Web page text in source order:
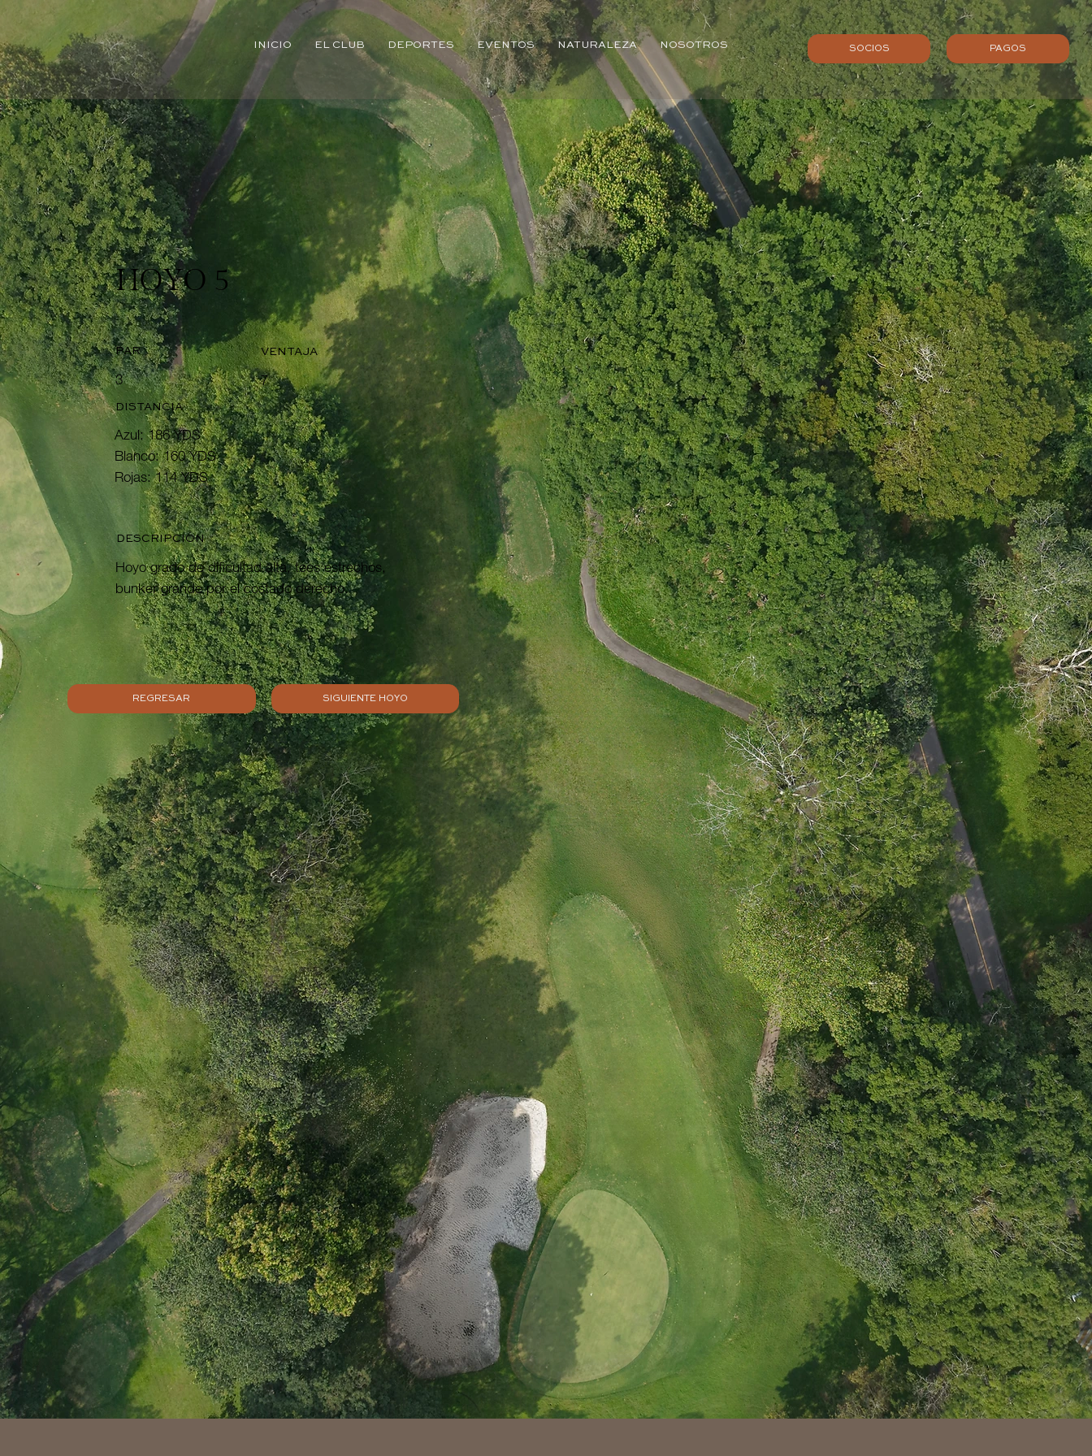
INICIO EL CLUB DEPORTES EVENTOS NATURALEZA NOSOTROS SOCIOS PAGOS
HOYO 5
PAR
3
VENTAJA
7
DISTANCIA
Azul: 186 YDS
Blanco: 160 YDS
Rojas: 114 YDS
DESCRIPCIÓN
Hoyo grado de dificultad alta, tees estrechos,
bunker grande por el costado derecho.
REGRESAR SIGUIENTE HOYO